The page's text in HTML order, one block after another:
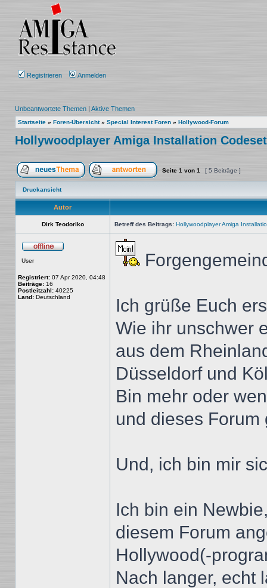
Registrieren Anmelden
Unbeantwortete Themen | Aktive Themen
Startseite » Foren-Übersicht» Special Interest Foren » Hollywood-Forum
Hollywoodplayer Amiga Installation
Ein neues Thema erstellenAuf das Thema antworten
Seite 1 von 1 [ 5 Beiträge ]
Druckansicht
Autor
Dirk Teodoriko Betreff des Beitrags: Hollywoodplayer Amiga
User
Registriert: 07 Apr 2020, 04:48
Beiträge: 16
Postleitzahl: 40225
Land: Deutschland
Ich grüße Euch
Wie ihr unschwer
aus dem
Düsseldorf und
Bin mehr oder
und dieses Forum
Und, ich bin mir
Ich bin ein
diesem Forum
Hollywood(-
Nach langer, echt